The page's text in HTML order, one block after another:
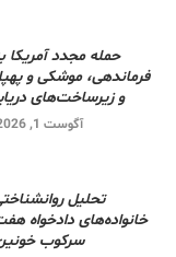
حمله مجدد آمریکا
فرماندهی، موشکی و
و زیرساخت‌های
آگوست 1, 2026
تحلیل
خانواده‌های دادخواه
سرکوب